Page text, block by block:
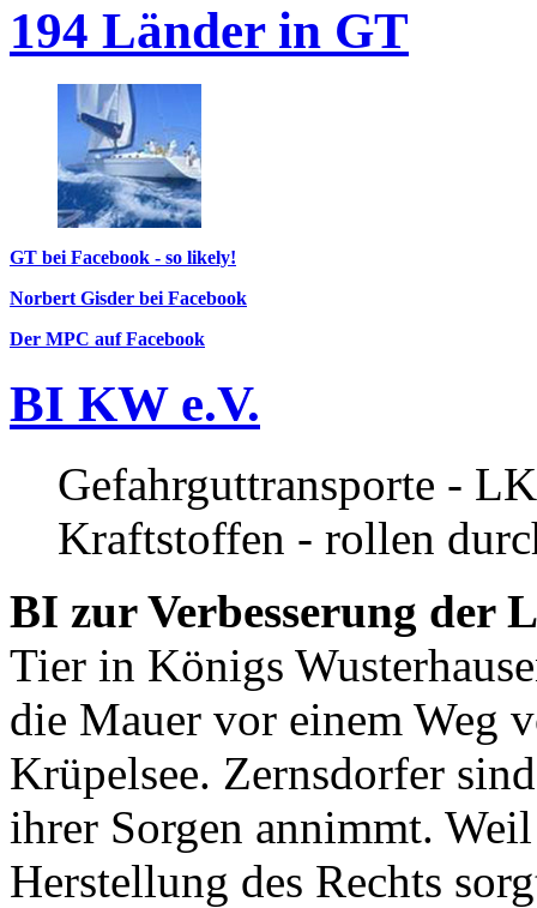
194 Länder in GT
GT bei Facebook - so likely!
Norbert Gisder bei Facebook
Der MPC auf Facebook
BI KW e.V.
Gefahrguttransporte -
Kraftstoffen - rollen
BI zur Verbesserung der
Tier in Königs
die Mauer vor einem Weg
Krüpelsee. Zernsdorfer
ihrer Sorgen annimmt.
Herstellung des Rechts